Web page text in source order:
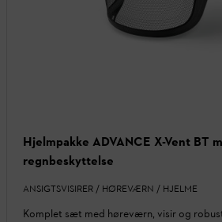
Hjelmpakke ADVANCE X-Vent BT
regnbeskyttelse
ANSIGTSVISIRER / HØREVÆRN / HJELME
Komplet sæt med høreværn, visir og